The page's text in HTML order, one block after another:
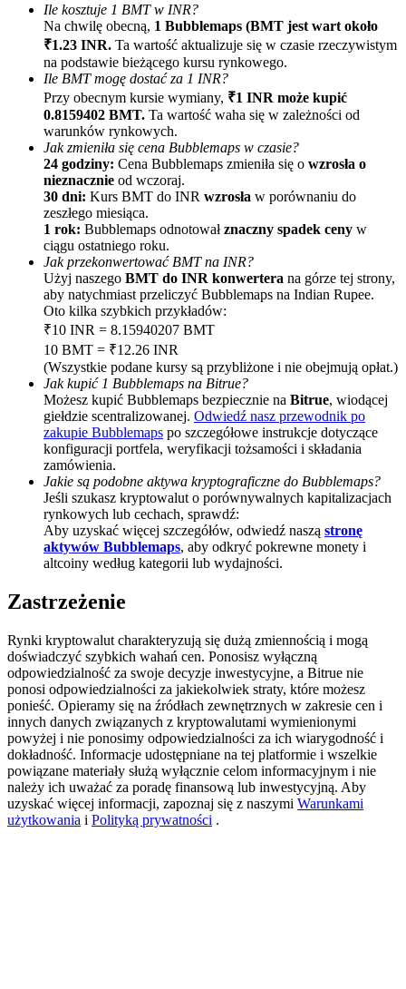
Polecaj
Zaproś przyjaciela, aby otrzymać nagrody pieniężne
Deposit CASHCAT & Win
Deposit CASHCAT & Win
Share 500000 CASHCAT prize pool
Exclusive for BitMart Users
Register & Trade to Win 500,000 USDT
Precious Metals Trading Carnival
Trade Gold & Silver · 33,333 USDT Bonus
USDT New User Exclusive 10% APR
USDT Flexible Staking | Daily Rewards
New Listing Futures Fest
Trade New Futures, Win 200,000 USDT
Ile kosztuje 1 BMT w INR?
Na chwilę obecną, 1 Bubblemaps (BMT jest wart około
₹1.23 INR. Ta wartość aktualizuje się w czasie rzeczywistym
na podstawie bieżącego kursu rynkowego.
Ile BMT mogę dostać za 1 INR?
Przy obecnym kursie wymiany, ₹1 INR może kupić
0.8159402 BMT. Ta wartość waha się w zależności od
warunków rynkowych.
Jak zmieniła się cena Bubblemaps w czasie?
24 godziny: Cena Bubblemaps zmieniła się o wzrosła o
nieznacznie od wczoraj.
30 dni: Kurs BMT do INR wzrosła w porównaniu do
zeszłego miesiąca.
1 rok: Bubblemaps odnotowałznaczny spadek ceny w
ciągu ostatniego roku.
Jak przekonwertować BMT na INR?
Użyj naszego BMT do INR konwertera na górze tej strony,
aby natychmiast przeliczyć Bubblemaps na Indian Rupee.
Oto kilka szybkich przykładów:
₹10 INR = 8.15940207 BMT
10 BMT = ₹12.26 INR
(Wszystkie podane kursy są przybliżone i nie obejmują opłat.)
Jak kupić 1 Bubblemaps na Bitrue?
Możesz kupić Bubblemaps bezpiecznie na Bitrue, wiodącej
giełdzie scentralizowanej. Odwiedź nasz przewodnik po
zakupie Bubblemaps po szczegółowe instrukcje dotyczące
konfiguracji portfela, weryfikacji tożsamości i składania
zamówienia.
Jakie są podobne aktywa kryptograficzne do Bubblemaps?
Jeśli szukasz kryptowalut o porównywalnych kapitalizacjach
rynkowych lub cechach, sprawdź:
Aby uzyskać więcej szczegółów, odwiedź naszą stronę
aktywów Bubblemaps, aby odkryć pokrewne monety i
altcoiny według kategorii lub wydajności.
Zastrzeżenie
Rynki kryptowalut charakteryzują się dużą zmiennością i mogą
doświadczyć szybkich wahań cen. Ponosisz wyłączną
odpowiedzialność za swoje decyzje inwestycyjne, a Bitrue nie
ponosi odpowiedzialności za jakiekolwiek straty, które możesz
ponieść. Opieramy się na źródłach zewnętrznych w zakresie cen i
innych danych związanych z kryptowalutami wymienionymi
powyżej i nie ponosimy odpowiedzialności za ich wiarygodność i
dokładność. Informacje udostępniane na tej platformie i wszelkie
powiązane materiały służą wyłącznie celom informacyjnym i nie
należy ich uważać za poradę finansową lub inwestycyjną. Aby
uzyskać więcej informacji, zapoznaj się z naszymi Warunkami
użytkowania i Polityką prywatności .